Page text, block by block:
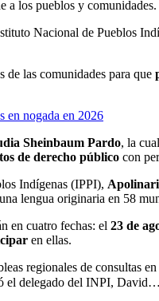
a los pueblos y comunidades.
Nacional de Pueblos
de las comunidades para que
en nogada en 2026
Sheinbaum Pardo, la
de derecho público con
Indígenas (IPPI),
lengua originaria en 58
en cuatro fechas: el 23 de
en ellas.
regionales de consultas
el delegado del INPI, David…